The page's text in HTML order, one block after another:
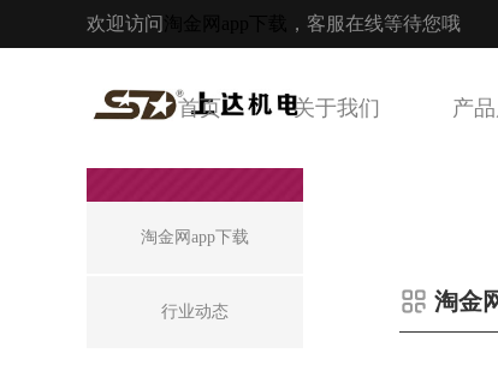
欢迎访问 ，客服在线等待您哦
首页 关于我们 产
网app下载
淘金网app下载
行业动态 淘金